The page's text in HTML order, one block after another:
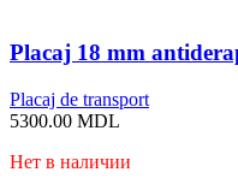
Placaj 18 mm
Placaj de transport
5300.00 MDL
Нет в наличии